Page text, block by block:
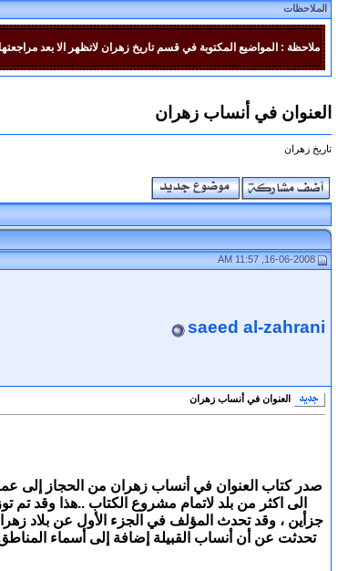
الملاحظات
ملاحظة : المواضيع المكتوبة في قسم تاريخ زهران لاتظهر الا بعد
العنوان في أنساب زهران
تاريخ زهران
16-06-2008, 11:57 AM
saeed al-zahrani
العنوان في أنساب زهران
جزأين ، وقد تحدث المؤلف في الجزء الأول عن بلاد
تحدثت عن أن أنساب القبيلة إضافة إلى أسماء